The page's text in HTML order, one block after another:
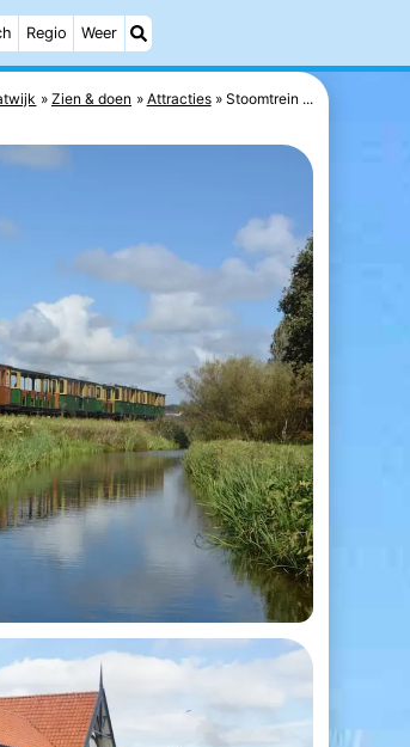
Regio Weer
Zien & doen Attracties Stoomtrein ...